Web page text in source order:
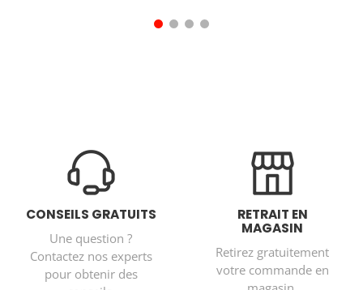
CONSEILS GRATUITS
Une question ?
Contactez nos experts
pour obtenir des
RETRAIT EN
MAGASIN
Retirez gratuitement
votre commande en